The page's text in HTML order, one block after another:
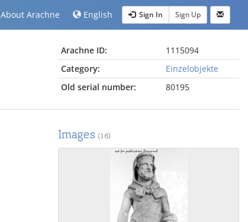
About Arachne English Sign In Sign Up
Arachne ID:
1115094
Category:
Einzelobjekte
Old serial number:
80195
Images (16)